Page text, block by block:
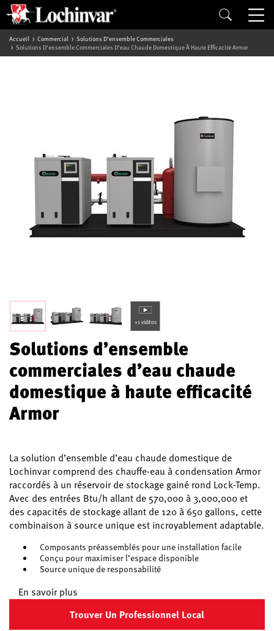
Accueil Commercial
Solutions D’ensemble Commerciales
Solutions D’ensemble Commerciales D’eau Chaude Domestique À Haute Efficacité Armor
+1 vidéos
Solutions d’ensemble
commerciales d’eau chaude
domestique à haute efficacité
Armor
La solution d’ensemble d’eau chaude domestique de
Lochinvar comprend des chauffe-eau à condensation Armor
raccordés à un réservoir de stockage gainé rond Lock-Temp.
Avec des entrées Btu/h allant de 570,000 à 3,000,000 et
des capacités de stockage allant de 120 à 650 gallons, cette
combinaison à source unique est incroyablement adaptable.
Composants préassemblés pour une installation facile
Conçu pour maximiser l’espace disponible
Source unique de responsabilité
En savoir plus
Trouver Un Professionnel Local